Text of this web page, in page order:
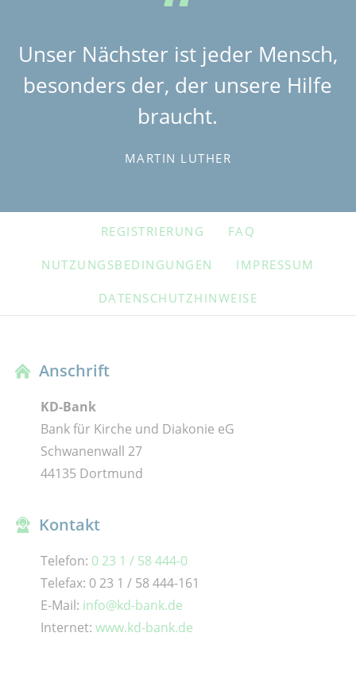
Unser Nächster ist jeder Mensch,
besonders der, der unsere Hilfe
braucht.
MARTIN LUTHER
NAVIGATION
REGISTRIERUNG FAQ
NUTZUNGSBEDINGUNGEN IMPRESSUM
DATENSCHUTZHINWEISE
Anschrift
KD-Bank
Bank für Kirche und Diakonie eG
Schwanenwall 27
44135 Dortmund
Kontakt
Telefon: 0 23 1 / 58 444-0
Telefax: 0 23 1 / 58 444-161
E-Mail: info@kd-bank.de
Internet: www.kd-bank.de